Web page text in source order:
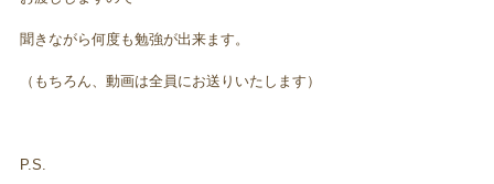
聞きながら何度も勉強が出来ます。
（もちろん、動画は全員にお送りいたします）
P.S.